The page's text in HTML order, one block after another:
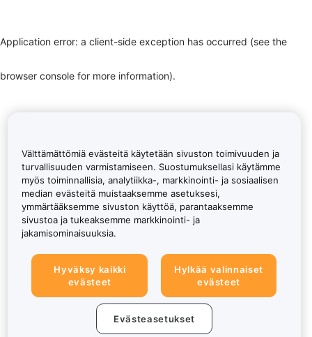
Application error: a client-side exception has occurred (see the
browser console for more information).
Välttämättömiä evästeitä käytetään sivuston toimivuuden ja
turvallisuuden varmistamiseen. Suostumuksellasi käytämme
myös toiminnallisia, analytiikka-, markkinointi- ja sosiaalisen
median evästeitä muistaaksemme asetuksesi,
ymmärtääksemme sivuston käyttöä, parantaaksemme
sivustoa ja tukeaksemme markkinointi- ja
jakamisominaisuuksia.
Hyväksy kaikki
evästeet
Hylkää valinnaiset
evästeet
Evästeasetukset